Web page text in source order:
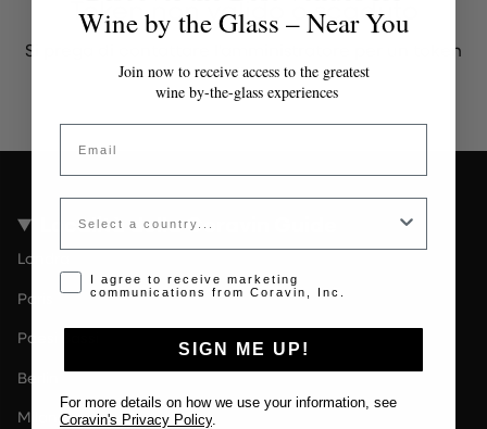
Token non valido o scaduto
Si prega di contattare l'amministratore per un token
valido.
Località della Coravin Guide
Londra
Paris
Paesi Bassi
Berlin
Milano
Wine by the Glass – Near You
Join now to receive access to the greatest
wine by-the-glass experiences
Email
Country
Opt-in disclaimer
I agree to receive marketing
communications from Coravin, Inc.
SIGN ME UP!
For more details on how we use your information, see
Coravin's Privacy Policy.